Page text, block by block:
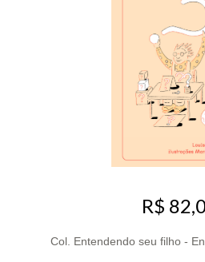
R$
Col. Entendendo seu filho -